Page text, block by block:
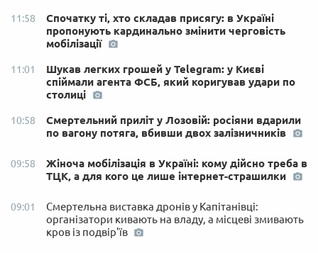
11:58
Спочатку ті, хто складав присягу: в Україні
пропонують кардинально змінити черговість
мобілізації
11:01
Шукав легких грошей у Telegram: у Києві
спіймали агента ФСБ, який коригував удари по
столиці
10:58
Смертельний приліт у Лозовій: росіяни вдарили
по вагону потяга, вбивши двох залізничників
09:58
Жіноча мобілізація в Україні: кому дійсно треба в
ТЦК, а для кого це лише інтернет-страшилки
09:01
Смертельна виставка дронів у Капітанівці:
організатори кивають на владу, а місцеві змивають
кров із подвір'їв